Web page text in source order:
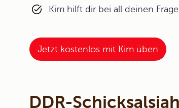
Kim hilft dir bei all deinen
Jetzt kostenlos mit Kim üben
DDR-